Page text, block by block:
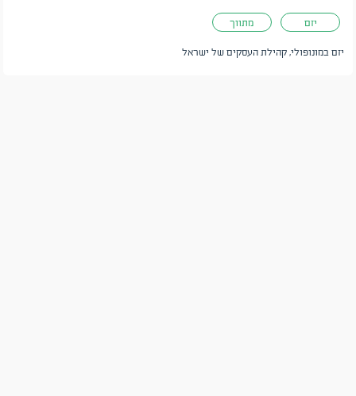
יזם מתווך
יזם במונופולי, קהילת העסקים של ישראל